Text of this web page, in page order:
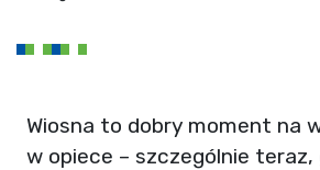
Wiosna to dobry moment na
w opiece – szczególnie teraz,